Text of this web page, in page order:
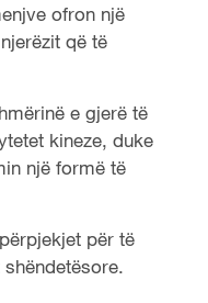
ofron një
që të
e gjerë të
kineze, duke
një formë të
për të